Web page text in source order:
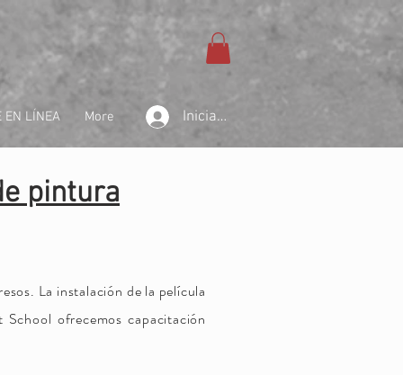
EN LÍNEA More Iniciar sesión
pintura
La instalación de la película
ofrecemos capacitación